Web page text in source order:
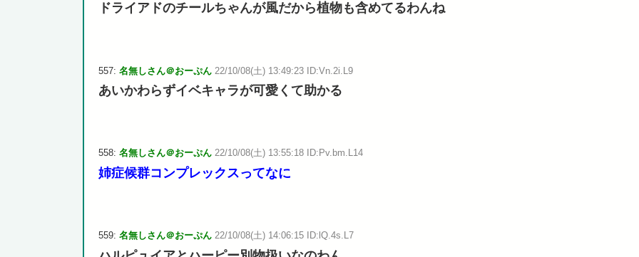
ドライアドのチールちゃんが風だから植物も含めてるわんね
557: 名無しさん＠おーぷん 22/10/08(土) 13:49:23 ID:Vn.2i.L9
あいかわらずイベキャラが可愛くて助かる
558: 名無しさん＠おーぷん 22/10/08(土) 13:55:18 ID:Pv.bm.L14
姉症候群コンプレックスってなに
559: 名無しさん＠おーぷん 22/10/08(土) 14:06:15 ID:lQ.4s.L7